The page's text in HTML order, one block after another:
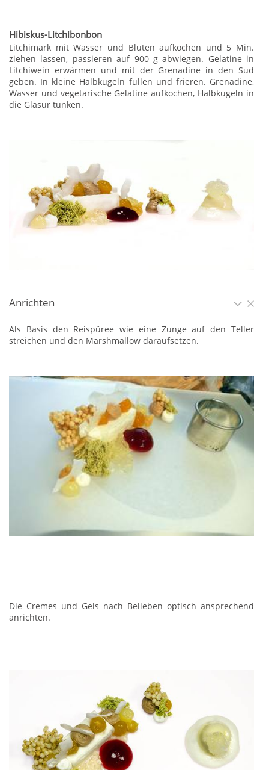
Hibiskus-Litchibonbon
Litchimark mit Wasser und Blüten aufkochen und 5 Min.
ziehen lassen, passieren auf 900 g abwiegen. Gelatine in
Litchiwein erwärmen und mit der Grenadine in den Sud
geben. In kleine Halbkugeln füllen und frieren. Grenadine,
Wasser und vegetarische Gelatine aufkochen, Halbkugeln in
die Glasur tunken.
Anrichten
Als Basis den Reispüree wie eine Zunge auf den Teller
streichen und den Marshmallow daraufsetzen.
Die Cremes und Gels nach Belieben optisch ansprechend
anrichten.